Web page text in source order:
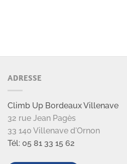
ADRESSE
Climb Up Bordeaux Villenave
32 rue Jean Pagès
33 140 Villenave d'Ornon
Tél: 05 81 33 15 62